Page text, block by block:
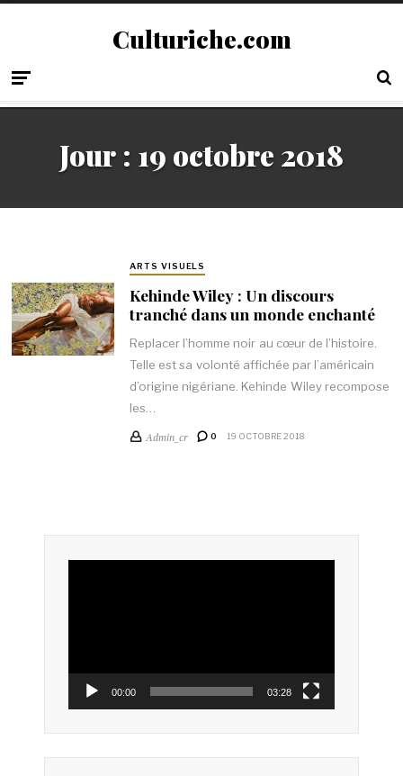
Culturiche.com
Jour : 19 octobre 2018
ARTS VISUELS
Kehinde Wiley : Un discours
tranché dans un monde enchanté
Replacer l’homme noir au cœur de l’histoire.
Telle est sa volonté affichée par l’américain
d’origine nigériane. Kehinde Wiley recompose
les…
Admin_cr 0 19 OCTOBRE 2018
00:00 03:28